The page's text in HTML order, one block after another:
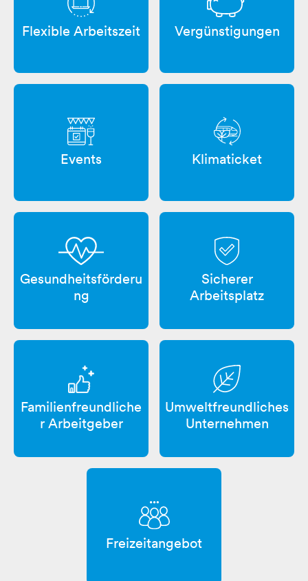
Flexible Arbeitszeit Vergünstigungen
Events Klimaticket
Gesundheitsförderu
ng
Sicherer
Arbeitsplatz
Familienfreundliche
r Arbeitgeber
Umweltfreundliches
Unternehmen
Freizeitangebot